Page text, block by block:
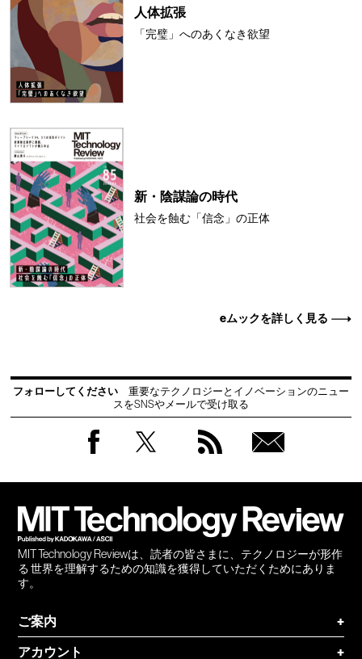
人体拡張
「完璧」へのあくなき欲望
新・陰謀論の時代
社会を蝕む「信念」の正体
eムックを詳しく見る
フォローしてください
重要なテクノロジーとイノベーションのニュー
スをSNSやメールで受け取る
MIT Technology Reviewは、読者の皆さまに、テクノロジーが形作
る 世界を理解するための知識を獲得していただくためにありま
す。
ご案内
+
アカウント
+